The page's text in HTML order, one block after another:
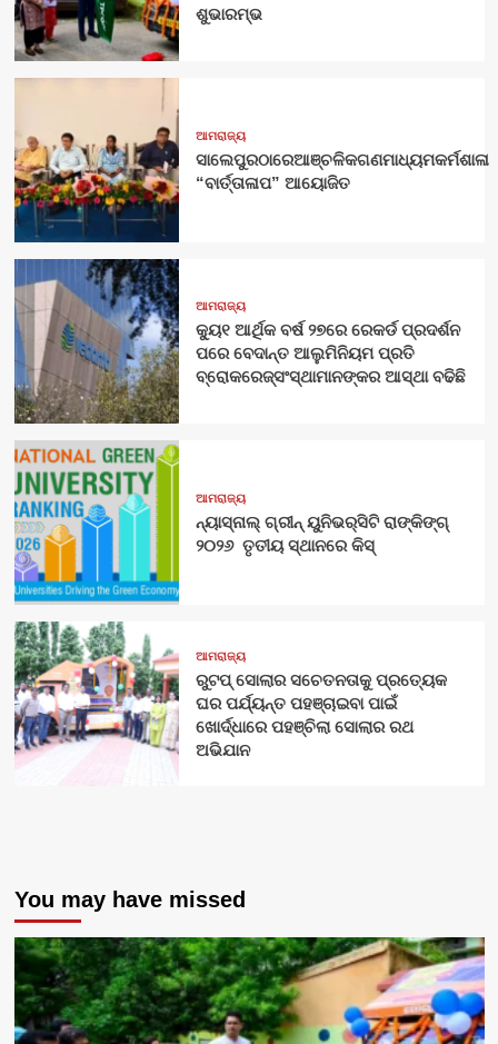
ଶୁଭାରମ୍ଭ
ଆମରାଜ୍ୟ
ସାଲେପୁରଠାରେଆଞ୍ଚଳିକଗଣମାଧ୍ୟମକର୍ମଶାଳା
“ବାର୍ତ୍ତାଳାପ” ଆୟୋଜିତ
ଆମରାଜ୍ୟ
କ୍ୟୁ୧ ଆର୍ଥିକ ବର୍ଷ ୨୭ରେ ରେକର୍ଡ ପ୍ରଦର୍ଶନ
ପରେ ବେଦାନ୍ତ ଆଲୁମିନିୟମ ପ୍ରତି
ବ୍ରୋକରେଜ୍‌ସଂସ୍ଥାମାନଙ୍କର ଆସ୍ଥା ବଢିଛି
ଆମରାଜ୍ୟ
ନ୍ୟାସ୍‍ନାଲ୍‍ ଗ୍ରୀନ୍ ୟୁନିଭର୍‍ସିଟି ରାଙ୍କିଙ୍ଗ୍‌
୨୦୨୬ ତୃତୀୟ ସ୍ଥାନରେ କିସ୍
ଆମରାଜ୍ୟ
ରୁଟପ୍ ସୋଲାର ସଚେତନତାକୁ ପ୍ରତ୍ୟେକ
ଘର ପର୍ଯ୍ୟନ୍ତ ପହଞ୍ଚାଇବା ପାଇଁ
ଖୋର୍ଦ୍ଧାରେ ପହଞ୍ଚିଲା ସୋଲାର ରଥ
ଅଭିଯାନ
You may have missed